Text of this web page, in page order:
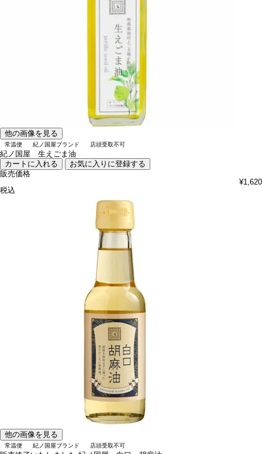
他の画像を見る
常温便 紀ノ国屋ブランド 店頭受取不可
紀ノ国屋 生えごま油
カートに入れる
お気に入りに登録する
販売価格
¥1,620
税込
他の画像を見る
常温便 紀ノ国屋ブランド 店頭受取不可